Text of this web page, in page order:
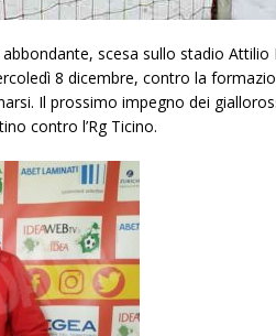
scesa sullo stadio Attilio
8 dicembre, contro la
Il prossimo impegno dei
contro l’Rg Ticino.